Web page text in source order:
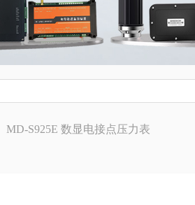
MD-S925E 数显电接点压力表